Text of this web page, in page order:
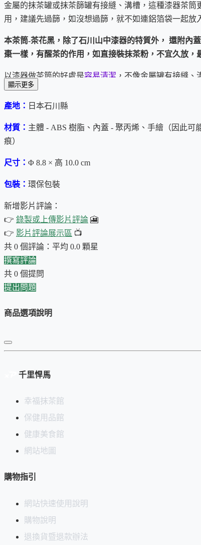
金屬的抹茶罐或抹茶篩罐有接縫、溝槽，這種漆器茶筒
用，建議先過篩，如沒想過篩，就不如連鋁箔袋一起放
本茶筒-茶花黑，除了石川山中漆器的特質外， 還附內
棗一樣，有醒茶的作用，如直接裝抹茶粉，不宜久放，
以漆器做茶筒的好處是容易清潔 ，不像金屬罐有接縫
用，漆皮就越有沈穩的氣味。
石川山中漆器的特色是，採用「加飾挽」技法（用於製
常細緻的凹槽或嵌體。
山中漆器的另一個特色是
本產品是手繪產品， 因此可能會有一些不均勻的塗層和
使用漆器前，請務必參考「
首次上架日期：2026-01-06
顯示更多
產地： 日本石川縣
材質： 主體 - ABS 樹脂、 內蓋 - 聚丙烯 、手繪（因此可
痕）
尺寸： Φ 8.8 × 高 10.0 cm
包裝： 環保包裝
新增影片評論：
👉 錄製或上傳影片評論 🎦
👉 影片評論展示區 📺
共 0 個評論：平均 0.0 顆星
撰寫評論
共 0 個提問
提出問題
商品選項說明
千里悍馬
幸福抹茶館
保健用品館
健康美食館
網站地圖
購物指引
網站快速使用說明
購物說明
退換貨暨退款辦法